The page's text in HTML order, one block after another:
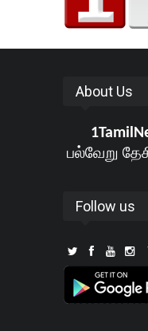
About Us
பல்வேறு
Follow us